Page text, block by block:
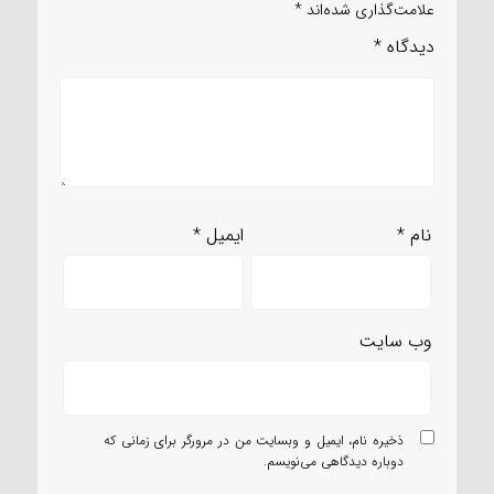
علامت‌گذاری شده‌اند *
دیدگاه *
نام* ایمیل*
وب‌ سایت
ذخیره نام، ایمیل و وبسایت من در مرورگر برای زمانی که
دوباره دیدگاهی می‌نویسم.